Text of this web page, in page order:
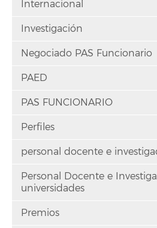
Internacional
Investigación
Negociado PAS Funcionario
PAED
PAS FUNCIONARIO
Perfiles
personal docente e
Personal Docente e
universidades
Premios